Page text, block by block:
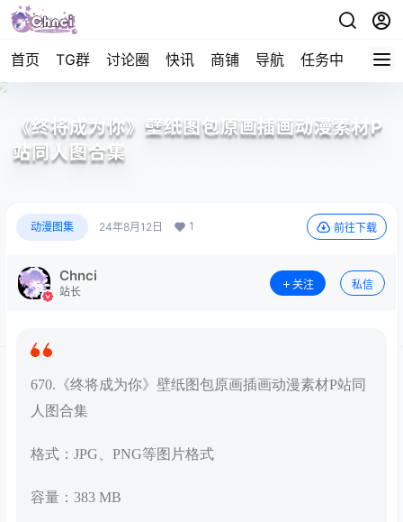
首页 TG群 讨论圈 快讯 商铺 导航 任务中心 帮助
《终将成为你》壁纸图包原画插画动漫素材P
站同人图合集
动漫图集 24年8月12日 1 前往下载
Chnci
站长
关注 私信
670.《终将成为你》壁纸图包原画插画动漫素材P站同
人图合集
格式：JPG、PNG等图片格式
容量：383 MB